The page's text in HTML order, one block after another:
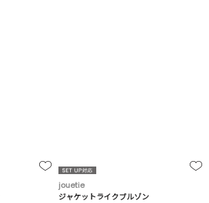
jouetie
ジャケットライクブルゾン